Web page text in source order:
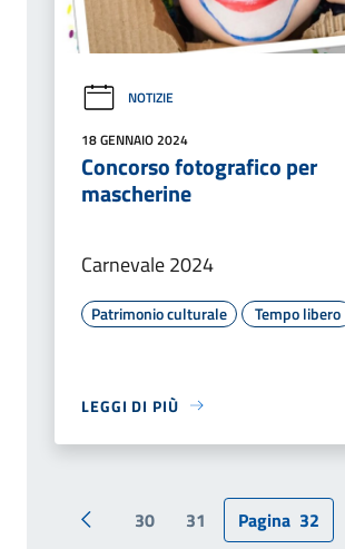
NOTIZIE
18 GENNAIO 2024
Concorso fotografico per
mascherine
Carnevale 2024
Patrimonio culturale Tempo libero
LEGGI DI PIÙ
Pagina precedente
30 31 Pagina 32